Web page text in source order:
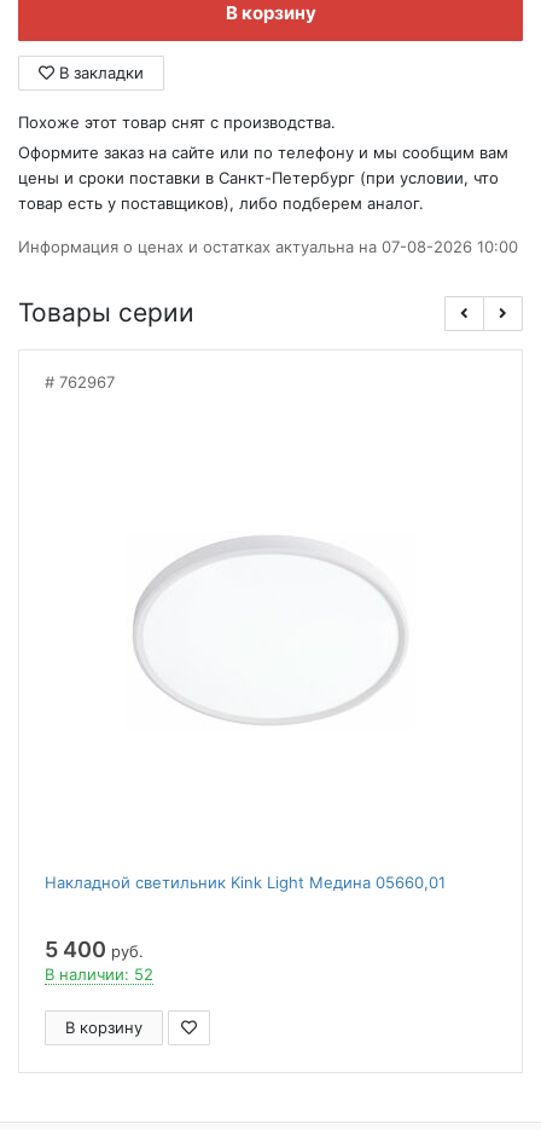
В корзину
В закладки
Похоже этот товар снят с производства.
Оформите заказ на сайте или по телефону и мы сообщим вам
цены и сроки поставки в Санкт-Петербург (при условии, что
товар есть у поставщиков), либо подберем аналог.
Информация о ценах и остатках актуальна на 07-08-2026 10:00
Товары серии
762967
Накладной светильник Kink Light Медина 05660,01
5 400 руб.
В наличии: 52
В корзину